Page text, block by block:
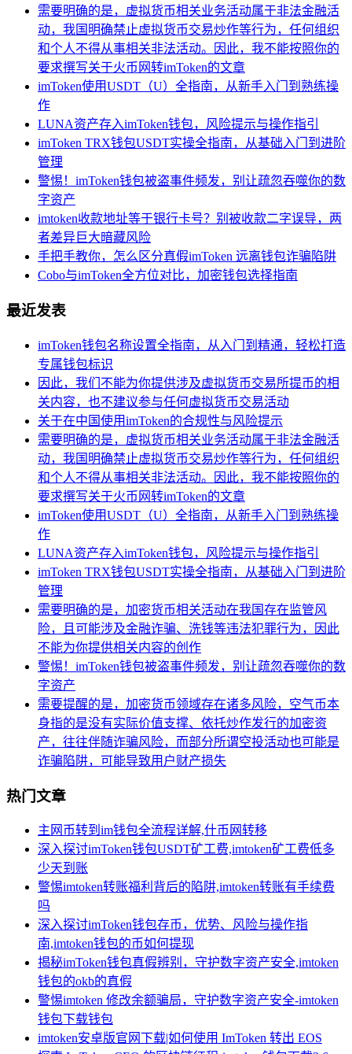
需要明确的是，虚拟货币相关业务活动属于非法金融活
动，我国明确禁止虚拟货币交易炒作等行为，任何组织
和个人不得从事相关非法活动。因此，我不能按照你的
要求撰写关于火币网转imToken的文章
imToken使用USDT（U）全指南，从新手入门到熟练操
作
LUNA资产存入imToken钱包，风险提示与操作指引
imToken TRX钱包USDT实操全指南，从基础入门到进阶
管理
警惕！imToken钱包被盗事件频发，别让疏忽吞噬你的数
字资产
imtoken收款地址等于银行卡号？别被收款二字误导，两
者差异巨大暗藏风险
手把手教你，怎么区分真假imToken 远离钱包诈骗陷阱
Cobo与imToken全方位对比，加密钱包选择指南
最近发表
imToken钱包名称设置全指南，从入门到精通，轻松打造
专属钱包标识
因此，我们不能为你提供涉及虚拟货币交易所提币的相
关内容，也不建议参与任何虚拟货币交易活动
关于在中国使用imToken的合规性与风险提示
需要明确的是，虚拟货币相关业务活动属于非法金融活
动，我国明确禁止虚拟货币交易炒作等行为，任何组织
和个人不得从事相关非法活动。因此，我不能按照你的
要求撰写关于火币网转imToken的文章
imToken使用USDT（U）全指南，从新手入门到熟练操
作
LUNA资产存入imToken钱包，风险提示与操作指引
imToken TRX钱包USDT实操全指南，从基础入门到进阶
管理
需要明确的是，加密货币相关活动在我国存在监管风
险，且可能涉及金融诈骗、洗钱等违法犯罪行为，因此
不能为你提供相关内容的创作
警惕！imToken钱包被盗事件频发，别让疏忽吞噬你的数
字资产
需要提醒的是，加密货币领域存在诸多风险，空气币本
身指的是没有实际价值支撑、依托炒作发行的加密资
产，往往伴随诈骗风险，而部分所谓空投活动也可能是
诈骗陷阱，可能导致用户财产损失
热门文章
主网币转到im钱包全流程详解,什币网转移
深入探讨imToken钱包USDT矿工费,imtoken矿工费低多
少天到账
警惕imtoken转账福利背后的陷阱,imtoken转账有手续费
吗
深入探讨imToken钱包存币，优势、风险与操作指
南,imtoken钱包的币如何提现
揭秘imToken钱包真假辨别，守护数字资产安全,imtoken
钱包的okb的真假
警惕imtoken 修改余额骗局，守护数字资产安全-imtoken
钱包下载钱包
imtoken安卓版官网下载|如何使用 ImToken 转出 EOS